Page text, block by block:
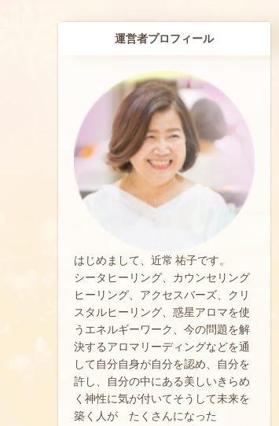
運営者プロフィール
はじめまして、近常 祐子です。
シータヒーリング、カウンセリング
ヒーリング、アクセスバーズ、クリ
スタルヒーリング、惑星アロマを使
うエネルギーワーク、今の問題を解
決するアロマリーディングなどを通
して自分自身が自分を認め、自分を
許し、自分の中にある美しいきらめ
く神性に気が付いてそうして未来を
築く人が たくさんになった